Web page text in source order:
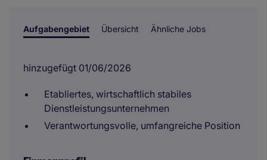
Aufgabengebiet Übersicht Ähnliche Jobs
hinzugefügt 01/06/2026
Etabliertes, wirtschaftlich stabiles
Dienstleistungsunternehmen
Verantwortungsvolle, umfangreiche Position